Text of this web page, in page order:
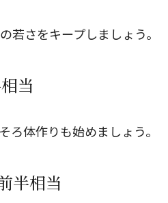
若さをキープしましょう。
当
ろ体作りも始めましょう。
半相当